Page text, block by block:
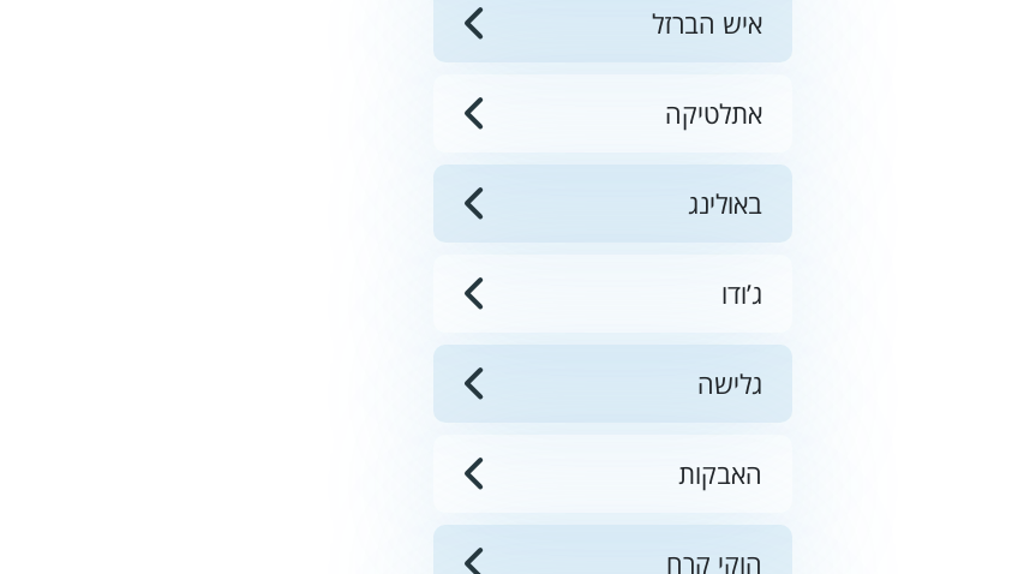
איש הברזל
אתלטיקה
באולינג
ג’ודו
גלישה
האבקות
הוקי קרח